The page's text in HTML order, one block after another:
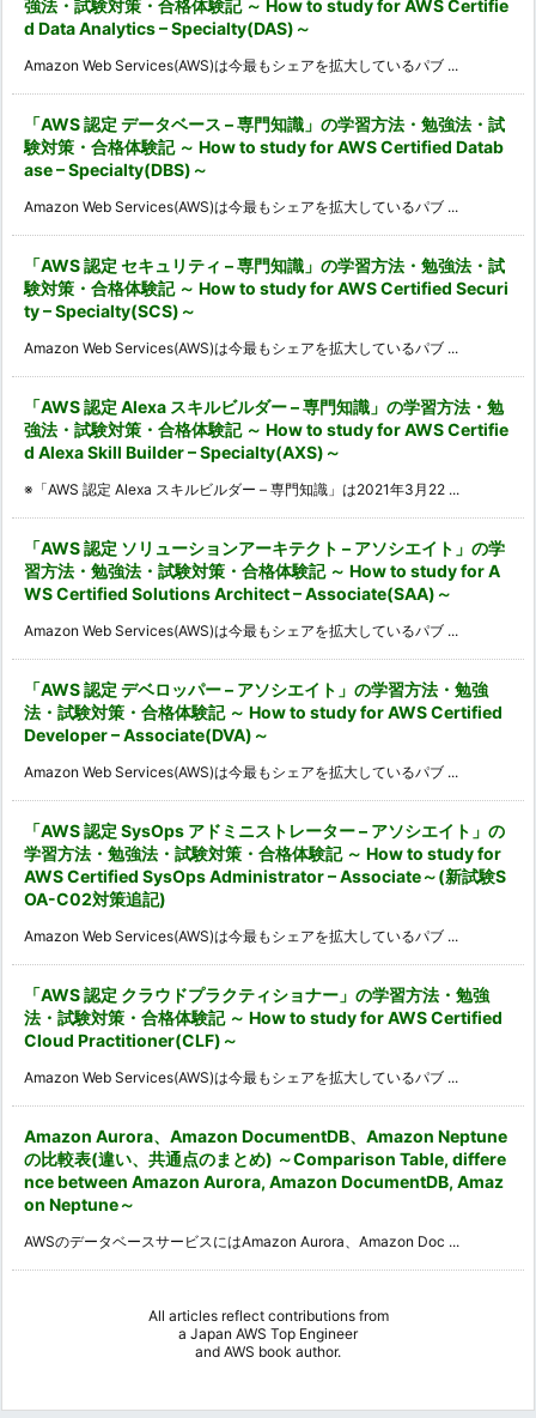
強法・試験対策・合格体験記 ～ How to study for AWS Certifie
d Data Analytics – Specialty(DAS)～
Amazon Web Services(AWS)は今最もシェアを拡大しているパブ ...
「AWS 認定 データベース – 専門知識」の学習方法・勉強法・試
験対策・合格体験記 ～ How to study for AWS Certified Datab
ase – Specialty(DBS)～
Amazon Web Services(AWS)は今最もシェアを拡大しているパブ ...
「AWS 認定 セキュリティ – 専門知識」の学習方法・勉強法・試
験対策・合格体験記 ～ How to study for AWS Certified Securi
ty – Specialty(SCS)～
Amazon Web Services(AWS)は今最もシェアを拡大しているパブ ...
「AWS 認定 Alexa スキルビルダー – 専門知識」の学習方法・勉
強法・試験対策・合格体験記 ～ How to study for AWS Certifie
d Alexa Skill Builder – Specialty(AXS)～
※「AWS 認定 Alexa スキルビルダー – 専門知識」は2021年3月22 ...
「AWS 認定 ソリューションアーキテクト – アソシエイト」の学
習方法・勉強法・試験対策・合格体験記 ～ How to study for A
WS Certified Solutions Architect – Associate(SAA)～
Amazon Web Services(AWS)は今最もシェアを拡大しているパブ ...
「AWS 認定 デベロッパー – アソシエイト」の学習方法・勉強
法・試験対策・合格体験記 ～ How to study for AWS Certified
Developer – Associate(DVA)～
Amazon Web Services(AWS)は今最もシェアを拡大しているパブ ...
「AWS 認定 SysOps アドミニストレーター – アソシエイト」の
学習方法・勉強法・試験対策・合格体験記 ～ How to study for
AWS Certified SysOps Administrator – Associate～(新試験S
OA-C02対策追記)
Amazon Web Services(AWS)は今最もシェアを拡大しているパブ ...
「AWS 認定 クラウドプラクティショナー」の学習方法・勉強
法・試験対策・合格体験記 ～ How to study for AWS Certified
Cloud Practitioner(CLF)～
Amazon Web Services(AWS)は今最もシェアを拡大しているパブ ...
Amazon Aurora、Amazon DocumentDB、Amazon Neptune
の比較表(違い、共通点のまとめ) ～Comparison Table, differe
nce between Amazon Aurora, Amazon DocumentDB, Amaz
on Neptune～
AWSのデータベースサービスにはAmazon Aurora、Amazon Doc ...
All articles reflect contributions from
a Japan AWS Top Engineer
and AWS book author.